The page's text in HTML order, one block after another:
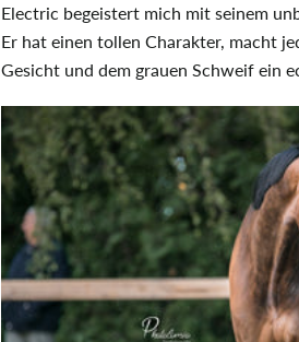
Electric begeistert mich mit seinem
Er hat einen tollen Charakter, macht
Gesicht und dem grauen Schweif ein